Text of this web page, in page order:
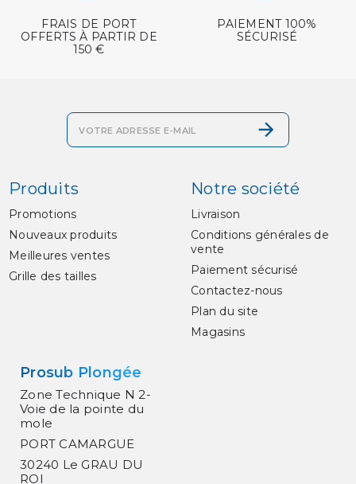
FRAIS DE PORT
OFFERTS À PARTIR DE
150 €
PAIEMENT 100%
SÉCURISÉ
Produits
Promotions
Nouveaux produits
Meilleures ventes
Grille des tailles
Notre société
Livraison
Conditions générales de
vente
Paiement sécurisé
Contactez-nous
Plan du site
Magasins
Prosub Plongée
Zone Technique N 2-
Voie de la pointe du
mole
PORT CAMARGUE
30240 Le GRAU DU
ROI